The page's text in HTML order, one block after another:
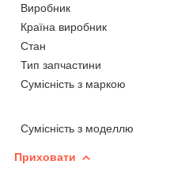
Виробник
Країна виробник
Стан
Тип запчастини
Сумісність з маркою
Сумісність з моделлю
Приховати